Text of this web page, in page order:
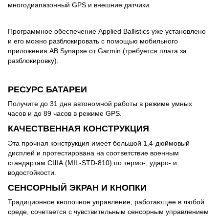
многодиапазонный GPS и внешние датчики.
Программное обеспечение Applied Ballistics уже установлено
и его можно разблокировать с помощью мобильного
приложения AB Synapse от Garmin (требуется плата за
разблокировку).
РЕСУРС БАТАРЕИ
Получите до 31 дня автономной работы в режиме умных
часов и до 89 часов в режиме GPS.
КАЧЕСТВЕННАЯ КОНСТРУКЦИЯ
Эта прочная конструкция имеет большой 1,4-дюймовый
дисплей и протестирована на соответствие военным
стандартам США (MIL-STD-810) по термо-, ударо- и
водостойкости.
СЕНСОРНЫЙ ЭКРАН И КНОПКИ
Традиционное кнопочное управление, работающее в любой
среде, сочетается с чувствительным сенсорным управлением